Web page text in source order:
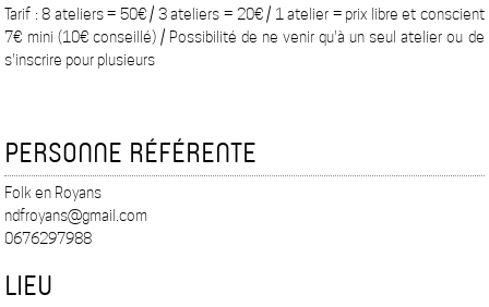
Tarif : 8 ateliers = 50€ / 3 ateliers = 20€ / 1 atelier = prix libre et conscient
7€ mini (10€ conseillé) / Possibilité de ne venir qu'à un seul atelier ou de
s'inscrire pour plusieurs
PERSONNE RÉFÉRENTE
Folk en Royans
ndfroyans@gmail.com
0676297988
LIEU